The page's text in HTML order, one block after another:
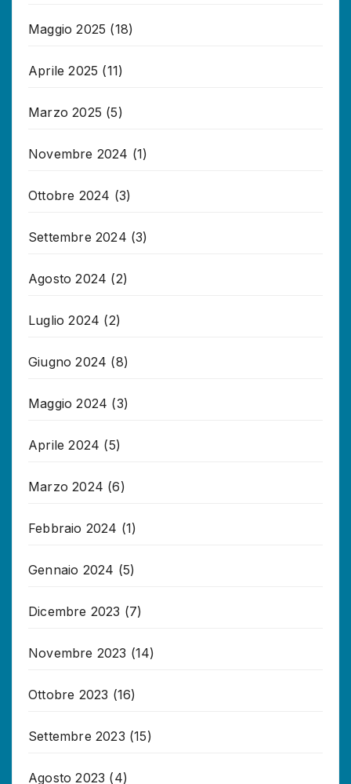
Maggio 2025 (18)
Aprile 2025 (11)
Marzo 2025 (5)
Novembre 2024 (1)
Ottobre 2024 (3)
Settembre 2024 (3)
Agosto 2024 (2)
Luglio 2024 (2)
Giugno 2024 (8)
Maggio 2024 (3)
Aprile 2024 (5)
Marzo 2024 (6)
Febbraio 2024 (1)
Gennaio 2024 (5)
Dicembre 2023 (7)
Novembre 2023 (14)
Ottobre 2023 (16)
Settembre 2023 (15)
Agosto 2023 (4)